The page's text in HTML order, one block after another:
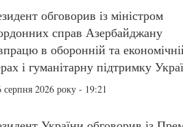
обговорив із міністром
справ Азербайджану
в оборонній та
і гуманітарну підтримку
серпня 2026 року - 19:21